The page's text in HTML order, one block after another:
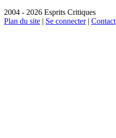
2004 - 2026 Esprits Critiques
Plan du site | Se connecter| Contact